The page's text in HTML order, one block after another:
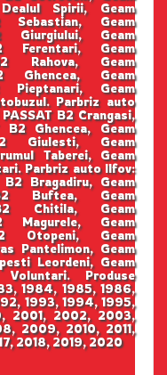
Spirii, Geam
Sebastian, Geam
Giurgiului, Geam
Ferentari, Geam
Rahova, Geam
Ghencea, Geam
Pieptanari, Geam
Parbriz auto
B2 Crangasi,
B2 Ghencea, Geam
Giulesti, Geam
Taberei, Geam
Parbriz auto Ilfov:
B2 Bragadiru, Geam
Buftea, Geam
Chitila, Geam
Magurele, Geam
Otopeni, Geam
Pantelimon, Geam
Leordeni, Geam
Voluntari. Produse
1984, 1985, 1986,
1993, 1994, 1995,
2001, 2002, 2003,
2009, 2010, 2011,
2018, 2019, 2020